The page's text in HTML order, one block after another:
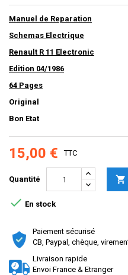
Manuel de Reparation
Schemas Electrique
Renault R 11 Electronic
Edition 04/1986
64 Pages
Original
Bon Etat
15,00 € TTC
Quantité 
 En stock
Paiement sécurisé
CB, Paypal, chèque,
Livraison rapide
Envoi France & Etranger